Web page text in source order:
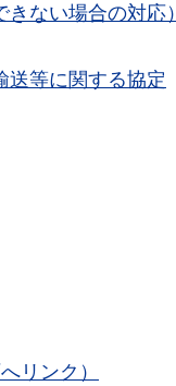
ない場合の対応）
送等に関する協定
リンク）